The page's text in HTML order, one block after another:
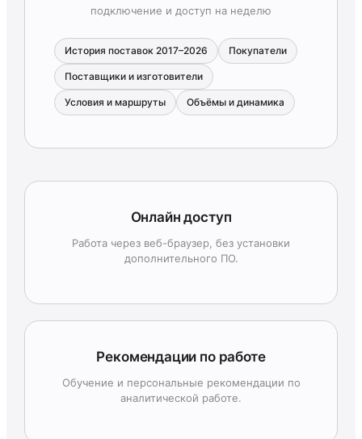
подключение и доступ на неделю
История поставок 2017–2026 Покупатели
Поставщики и изготовители
Условия и маршруты Объёмы и динамика
Онлайн доступ
Работа через веб-браузер, без установки
дополнительного ПО.
Рекомендации по работе
Обучение и персональные рекомендации по
аналитической работе.